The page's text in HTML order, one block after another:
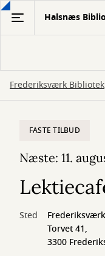
Gå
hovedindhold
Halsnæs
Frederiksværk Bibliotek
FASTE TILBUD
Næste: 11.
Sted
Torvet 41,
3300